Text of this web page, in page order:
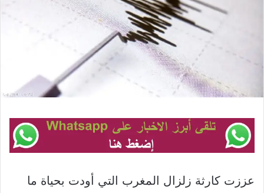
عززت كارثة زلزال المغرب التي أودت بحياة ما